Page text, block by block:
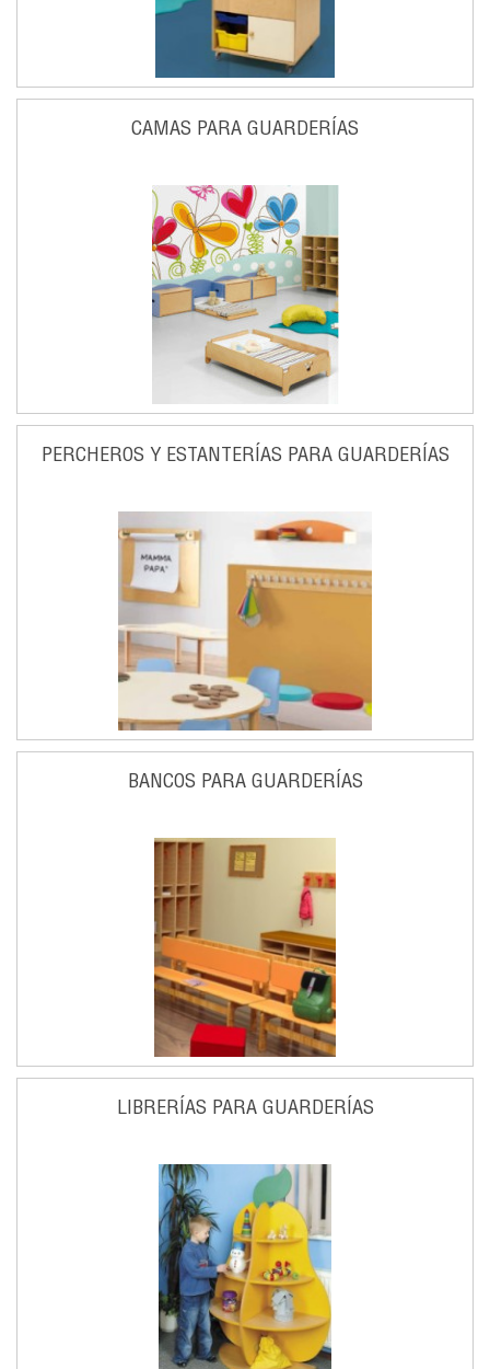
CAMAS PARA GUARDERÍAS
PERCHEROS Y ESTANTERÍAS PARA GUARDERÍAS
BANCOS PARA GUARDERÍAS
LIBRERÍAS PARA GUARDERÍAS